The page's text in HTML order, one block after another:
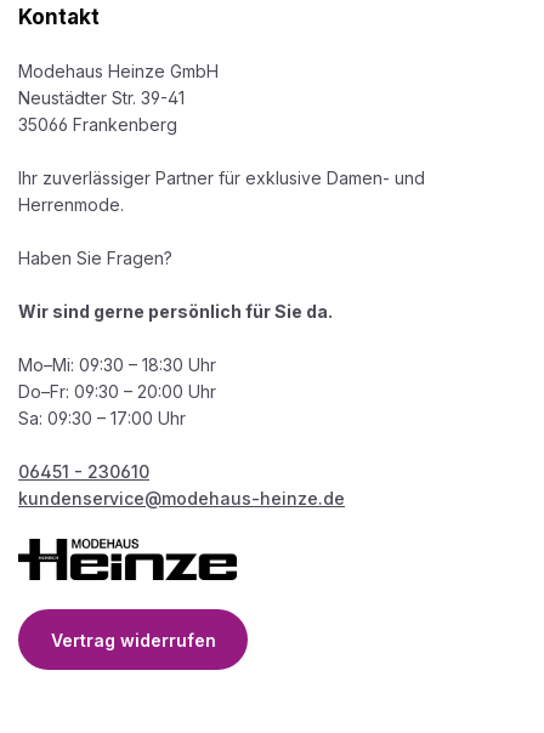
Kontakt
Modehaus Heinze GmbH
Neustädter Str. 39-41
35066 Frankenberg
Ihr zuverlässiger Partner für exklusive Damen- und
Herrenmode.
Haben Sie Fragen?
Wir sind gerne persönlich für Sie da.
Mo–Mi: 09:30 – 18:30 Uhr
Do–Fr: 09:30 – 20:00 Uhr
Sa: 09:30 – 17:00 Uhr
06451 - 230610
kundenservice@modehaus-heinze.de
Vertrag widerrufen